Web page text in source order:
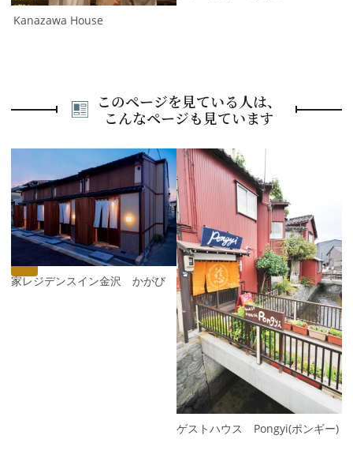
In Kanazawa House
このページを見ている人は、
こんなページも見ています
r
e
v
i
o
u
町家レジデンスイン金沢 かがび
ゲストハウス Pongyi(ポンギー)